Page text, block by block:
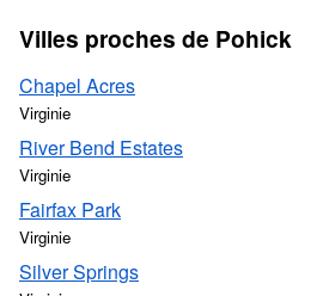
Villes proches de Pohick
Chapel Acres
Virginie
River Bend Estates
Virginie
Fairfax Park
Virginie
Silver Springs